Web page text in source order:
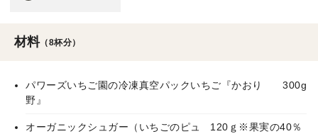
材料（8杯分）
パワーズいちご園の冷凍真空パックいちご『かおり
野』
300g
オーガニックシュガー（いちごのピュ
120ｇ※果実の40％